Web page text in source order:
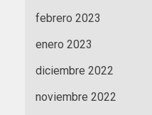
febrero 2023
enero 2023
diciembre 2022
noviembre 2022